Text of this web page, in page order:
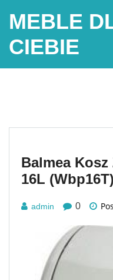
MEBLE
CIEBIE
Balmea
16L (Wbp16T)
admin 0